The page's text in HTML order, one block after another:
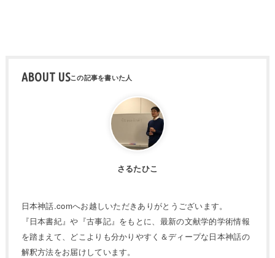
ABOUT US
さるたひこ
日本神話.comへお越しいただきありがとうございます。
『日本書紀』や『古事記』をもとに、最新の文献学的学術情報
を踏まえて、どこよりも分かりやすく＆ディープな日本神話の
解釈方法をお届けしています。